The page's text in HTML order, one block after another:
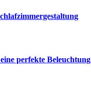
perfekte Beleuchtung